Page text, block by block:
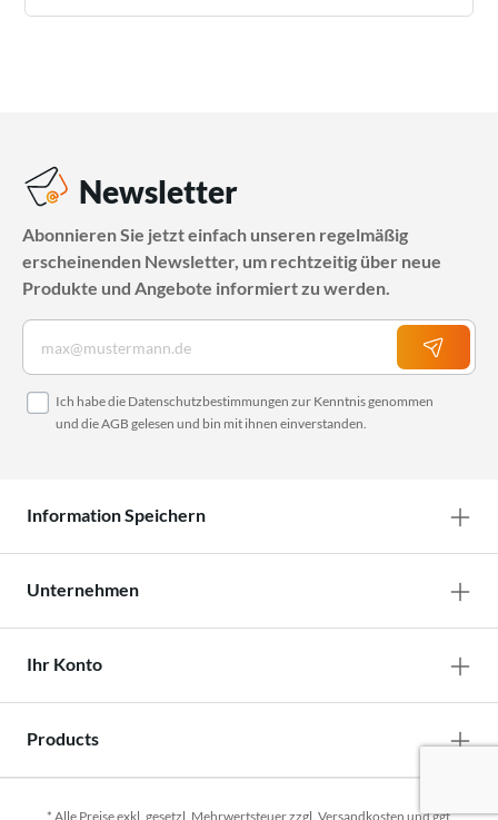
Newsletter
Abonnieren Sie jetzt einfach unseren regelmäßig
erscheinenden Newsletter, um rechtzeitig über neue
Produkte und Angebote informiert zu werden.
Ich habe die Datenschutzbestimmungen zur Kenntnis genommen
und dieAGB gelesen und bin mit ihnen einverstanden.
Information Speichern
Unternehmen
Ihr Konto
Products
* Alle Preise exkl. gesetzl. Mehrwertsteuer zzgl. Versandkosten und ggf.